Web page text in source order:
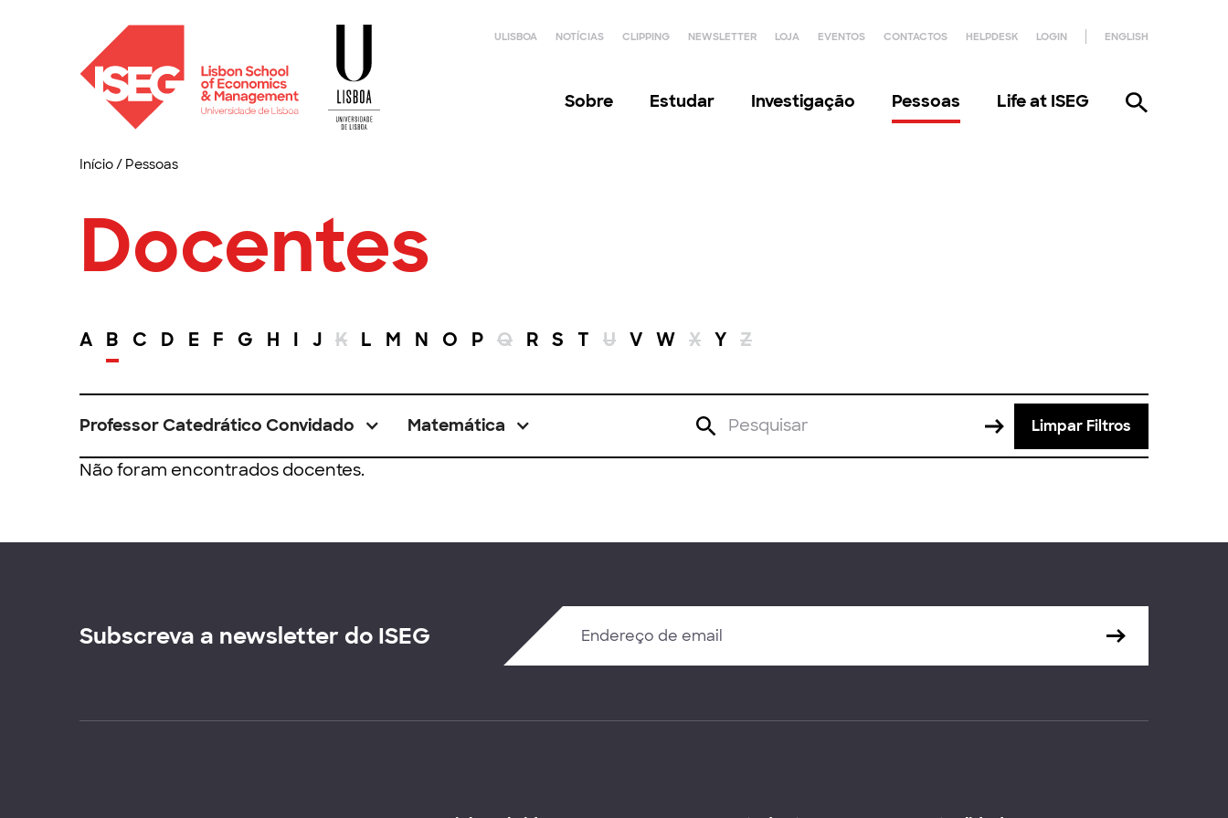
ULISBOA NOTÍCIAS CLIPPING NEWSLETTER LOJA EVENTOS CONTACTOS HELPDESK LOGIN ENGLISH
Sobre Estudar Investigação Pessoas Life at ISEG
Início/ Pessoas
Docentes
A B C D E F G H I J K L M N O P Q R S T U V W X Y Z
Professor Catedrático Convidado Matemática Limpar Filtros
Não foram encontrados docentes.
Subscreva a newsletter do ISEG